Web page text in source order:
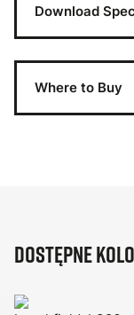
Download
Where to Buy
Dostępne